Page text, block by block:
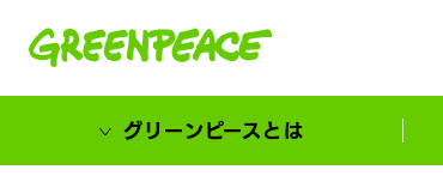
グリーンピースとは